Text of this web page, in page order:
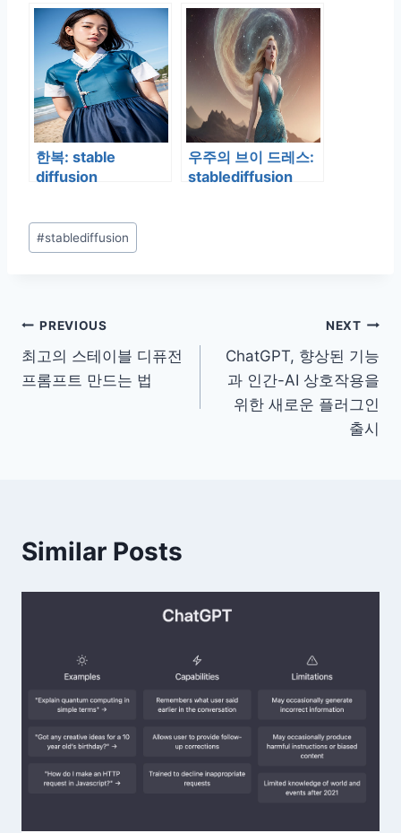
는 법
한복: stable
diffusion
우주의 브이 드레스:
stablediffusion
Post
Tags:
#stablediffusion
글
탐
PREVIOUS
최고의 스테이블 디퓨전
프롬프트 만드는 법
NEXT
ChatGPT, 향상된 기능
과 인간-AI 상호작용을
위한 새로운 플러그인
출시
Similar Posts